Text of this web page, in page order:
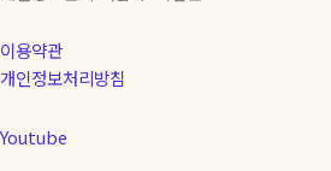
이용약관
개인정보처리방침
Youtube